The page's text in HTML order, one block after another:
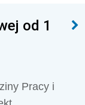
od 1
Pracy i